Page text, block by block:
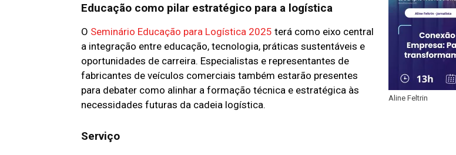
Aline Feltrin
Educação como pilar estratégico para a logística
O Seminário Educação para Logística 2025 terá como eixo central
a integração entre educação, tecnologia, práticas sustentáveis e
oportunidades de carreira. Especialistas e representantes de
fabricantes de veículos comerciais também estarão presentes
para debater como alinhar a formação técnica e estratégica às
necessidades futuras da cadeia logística.
Serviço